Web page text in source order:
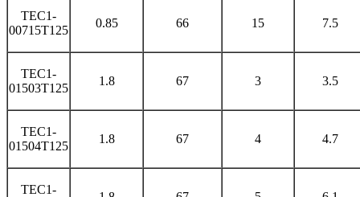
TEC1-
00715T125
0.85 66 15 7.5
TEC1-
01503T125
1.8 67 3 3.5
TEC1-
01504T125
1.8 67 4 4.7
TEC1-